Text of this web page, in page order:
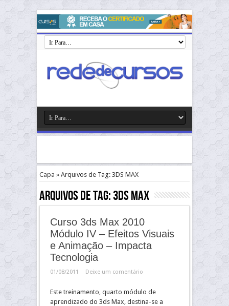
Capa » Arquivos de Tag: 3DS MAX
Arquivos de Tag:3DS MAX
Curso 3ds Max 2010
Módulo IV – Efeitos Visuais
e Animação – Impacta
Tecnologia
01/08/2011 Deixe um comentário
Este treinamento, quarto módulo de
aprendizado do 3ds Max, destina-se a